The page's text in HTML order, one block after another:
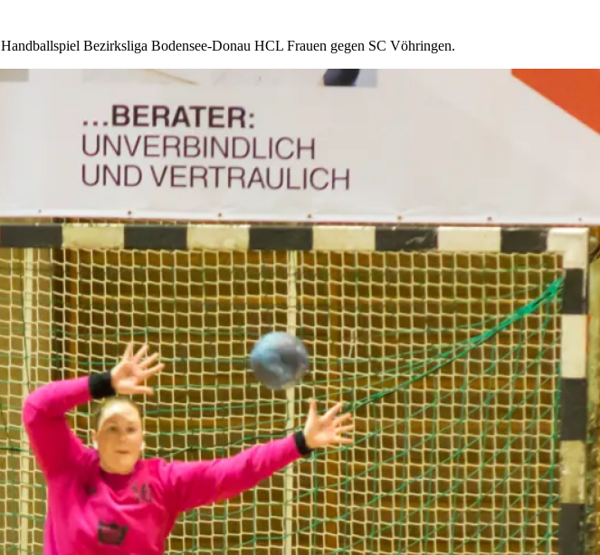
Handballspiel Bezirksliga Bodensee-Donau HCL Frauen gegen SC Vöhringen.